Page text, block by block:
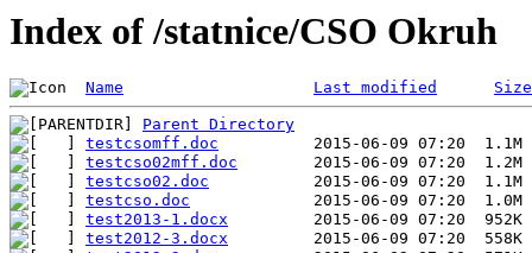
Index of /statnice/CSO Okruh
Name Last modified Size
Parent Directory
testcsomff.doc
testcso02mff.doc
testcso02.doc
testcso.doc
test2013-1.docx
test2012-3.docx